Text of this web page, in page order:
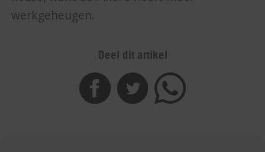
werkgeheugen.
Deel dit artikel